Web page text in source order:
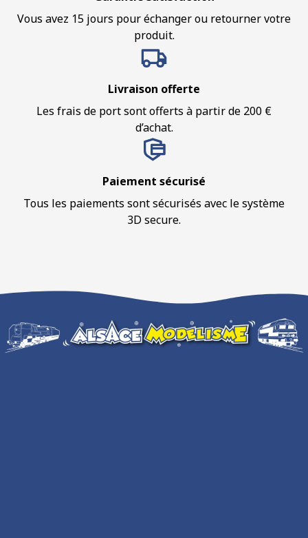
Vous avez 15 jours pour échanger ou retourner votre
produit.
Livraison offerte
Les frais de port sont offerts à partir de 200 €
d’achat.
Paiement sécurisé
Tous les paiements sont sécurisés avec le système
3D secure.